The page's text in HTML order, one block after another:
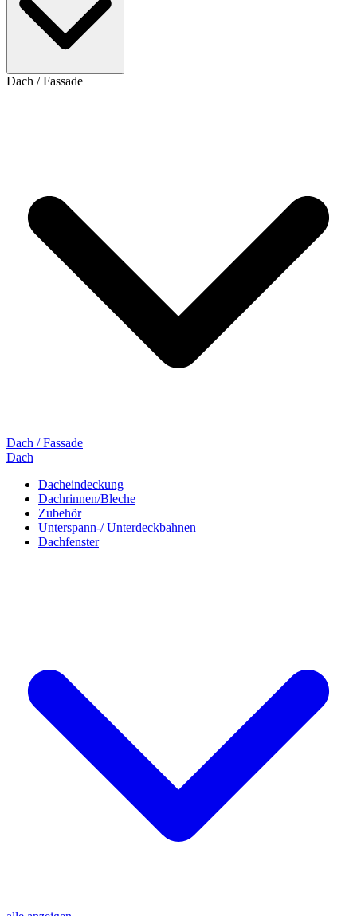
Dach / Fassade
Dach / Fassade
Dach
Dacheindeckung
Dachrinnen/Bleche
Zubehör
Unterspann-/ Unterdeckbahnen
Dachfenster